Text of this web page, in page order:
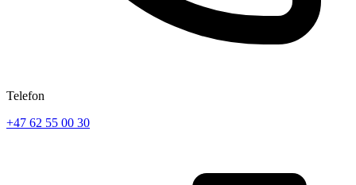
Telefon
+47 62 55 00 30